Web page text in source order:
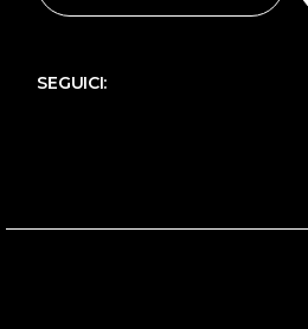
SEGUICI: